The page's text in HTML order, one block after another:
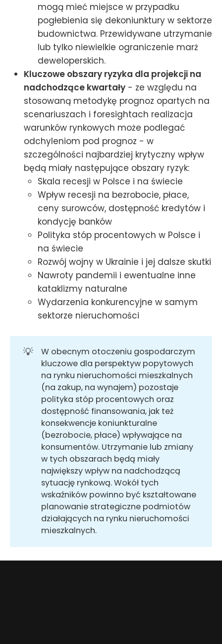
mogą mieć miejsce w przypadku
pogłebienia się dekoniunktury w sektorze
budownictwa. Przewidywane utrzymanie
lub tylko niewielkie ograniczenie marż
deweloperskich.
Kluczowe obszary ryzyka dla projekcji na
nadchodzące kwartały - ze względu na
stosowaną metodykę prognoz opartych na
scenariuszach i foresightach realizacja
warunków rynkowych może podlegać
odchyleniom pod prognoz - w
szczególności najbardziej krytyczny wpływ
będą miały następujące obszary ryzyk:
Skala recesji w Polsce i na świecie
Wpływ recesji na bezrobocie, płace,
ceny surowców, dostępność kredytów i
kondycję banków
Polityka stóp procentowych w Polsce i
na świecie
Rozwój wojny w Ukrainie i jej dalsze skutki
Nawroty pandemii i ewentualne inne
kataklizmy naturalne
Wydarzenia konkurencyjne w samym
sektorze nieruchomości
💡
W obecnym otoczeniu gospodarczym
kluczowe dla perspektyw popytowych
na rynku nieruchomości mieszkalnych
(na zakup, na wynajem) pozostaje
polityka stóp procentowych oraz
dostępność finansowania, jak też
konsekwencje koniunkturalne
(bezrobocie, płace) wpływające na
konsumentów. Utrzymanie lub zmiany
w tych obszarach będą miały
największy wpływ na nadchodzącą
sytuację rynkową. Wokół tych
wskaźników powinno być kształtowane
planowanie strategiczne podmiotów
działających na rynku nieruchomości
mieszkalnych.